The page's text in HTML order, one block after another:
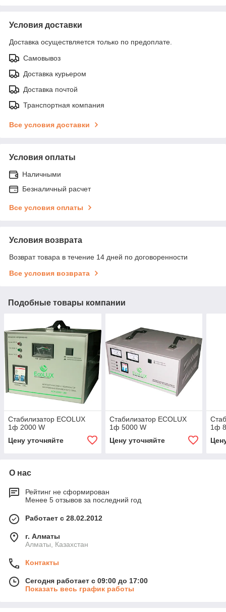
Условия доставки
Доставка осуществляется только по предоплате.
Самовывоз
Доставка курьером
Доставка почтой
Транспортная компания
Все условия доставки
Условия оплаты
Наличными
Безналичный расчет
Все условия оплаты
Условия возврата
Возврат товара в течение 14 дней по договоренности
Все условия возврата
Подобные товары компании
Стабилизатор ECOLUX
1ф 2000 W
Цену уточняйте
Стабилизатор ECOLUX
1ф 5000 W
Цену уточняйте
1ф
О нас
Рейтинг не сформирован
Менее 5 отзывов за последний год
Работает с 28.02.2012
г. Алматы
Алматы, Казахстан
Контакты
Сегодня работает с 09:00 до 17:00
Показать весь график работы